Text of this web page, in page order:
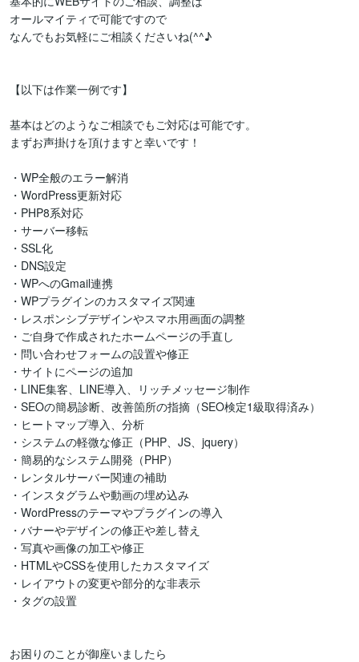
オールマイティで可能ですので
なんでもお気軽にご相談くださいね(^^♪
【以下は作業一例です】
基本はどのようなご相談でもご対応は可能です。
まずお声掛けを頂けますと幸いです！
・WP全般のエラー解消
・WordPress更新対応
・PHP8系対応
・サーバー移転
・SSL化
・DNS設定
・WPへのGmail連携
・WPプラグインのカスタマイズ関連
・レスポンシブデザインやスマホ用画面の調整
・ご自身で作成されたホームページの手直し
・問い合わせフォームの設置や修正
・サイトにページの追加
・LINE集客、LINE導入、リッチメッセージ制作
・SEOの簡易診断、改善箇所の指摘（SEO検定1級取得済み）
・ヒートマップ導入、分析
・システムの軽微な修正（PHP、JS、jquery）
・簡易的なシステム開発（PHP）
・レンタルサーバー関連の補助
・インスタグラムや動画の埋め込み
・WordPressのテーマやプラグインの導入
・バナーやデザインの修正や差し替え
・写真や画像の加工や修正
・HTMLやCSSを使用したカスタマイズ
・レイアウトの変更や部分的な非表示
・タグの設置
お困りのことが御座いましたら